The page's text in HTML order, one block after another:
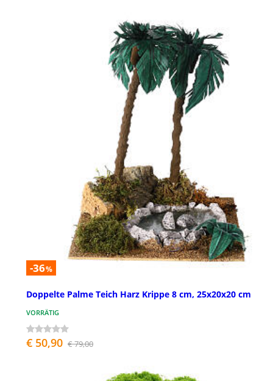
-36%
Doppelte Palme Teich Harz Krippe 8 cm, 25x20x20 cm
VORRÄTIG
€ 50,90 € 79,00